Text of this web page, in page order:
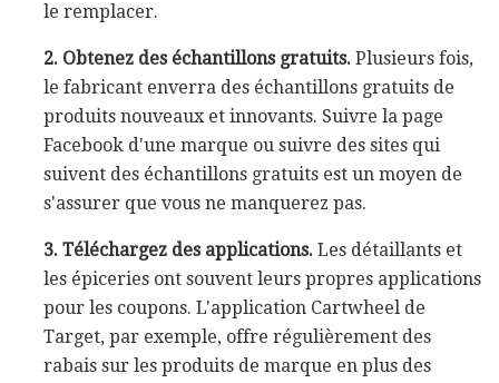
le remplacer.
2. Obtenez des échantillons gratuits. Plusieurs fois,
le fabricant enverra des échantillons gratuits de
produits nouveaux et innovants. Suivre la page
Facebook d'une marque ou suivre des sites qui
suivent des échantillons gratuits est un moyen de
s'assurer que vous ne manquerez pas.
3. Téléchargez des applications. Les détaillants et
les épiceries ont souvent leurs propres applications
pour les coupons. L'application Cartwheel de
Target, par exemple, offre régulièrement des
rabais sur les produits de marque en plus des